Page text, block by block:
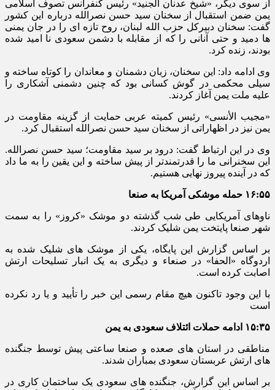
از سوی دیگر، «شیخ عدنان الجنید» رئیس کنفرانس تصوف اسلامی
یمن ضمن استقبال از سخنان سید حسن نصرالله درباره این کشور
گفت: سخنان دبیرکل حزب الله لبنان، روح تازه ای را در جان یمنی
ها دمید و حتی آنانی را که از مقابله با دشمن سعودی نا امید شده
بودند، زنده کرد.
وی ادامه داد: این سخنان، زبان دشمنان و معاندان را کوتاه ساخته و
سیلی محکمی در گوش کسانی بود که چنین دشمنی آشکاری را
علیه ملت یمن آغاز کردند.
«مجیب الأنسی» رئیس کمیته عربی حمایت از گزینه مقاومت در
یمن نیز در اظهاراتی از سخنان سید حسن نصرالله استقبال کرد.
وی در این ارتباط گفت: درود بر سید مقاومت؛ سید حسن نصرالله.
این سخنرانی ما را قدرتمندتر از پیش ساخته و این یقین را به ما داد
که در آینده پیروز نهایی هستیم.
۱۶:۵۵ حمله موشکی آمریکا به صنعا
ناوهای آمریکایی طی شب گذشته دو موشک «کروز» را به سمت
شهر صنعا پایتخت یمن شلیک کردند.
بر اساس گزارش این پایگاه، یکی از موشک های شلیک شده به
اردوگاه «الحفا» در صنعاء و دیگری به یک انبار تسلیحات ارتش
اصابت کرده است.
با این وجود تاکنون هیچ مقام رسمی این خبر را تأیید و یا رد نکرده
است
۱۵:۳۵ ادامه حملات ائتلاف سعودی به یمن
مناطقی در استان های صعده و صنعا ساعتی پیش توسط جنگنده
های ارتش عربستان سعودی بمباران شدند.
بر اساس این گزارش، جنگنده های سعودی یک ساختمان کاری در